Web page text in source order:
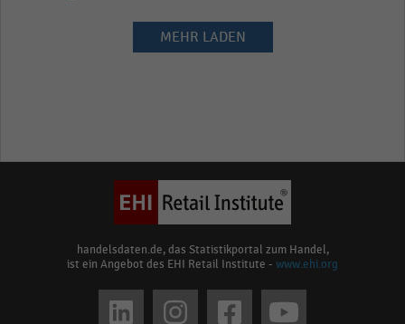
MEHR LADEN
handelsdaten.de, das Statistikportal zum Handel,
ist ein Angebot des EHI Retail Institute - www.ehi.org